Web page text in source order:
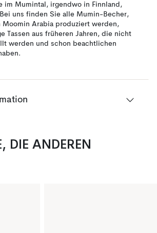
im Mumintal, irgendwo in Finnland,
uns finden Sie alle Mumin-Becher,
Moomin Arabia produziert werden,
Tassen aus früheren Jahren, die nicht
werden und schon beachtlichen
DIE ANDEREN